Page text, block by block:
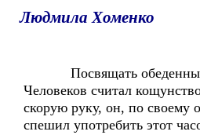
Людмила Хоменко
Посвящать обеденный
Человеков считал
скорую руку, он, по своему
спешил употребить этот